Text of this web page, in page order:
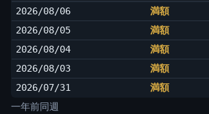
2026/08/06 満額
2026/08/05
満額
2026/08/04
満額
2026/08/03
満額
2026/07/31
満額
一年前同週